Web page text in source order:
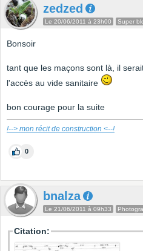
zedzed
Le 20/06/2011 à 23h00 Super
Bonsoir
tant que les maçons sont là, il
l'accès au vide sanitaire
bon courage pour la suite
!--> mon récit de construction <--!
0
bnalza
Le 21/06/2011 à 09h33
Citation: